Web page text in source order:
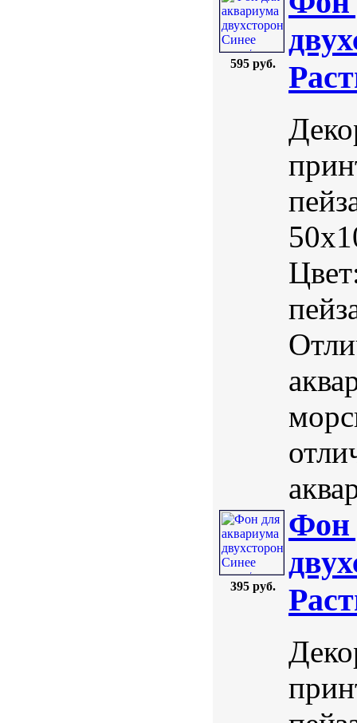
595 руб.
395 руб.
Фон